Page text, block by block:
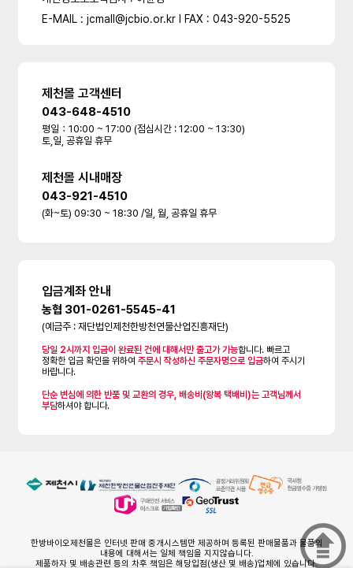
E-MAIL : jcmall@jcbio.or.kr l FAX : 043-920-5525
제천몰 고객센터
043-648-4510
평일：10:00 ~ 17:00 (점심시간 : 12:00 ~ 13:30)
토,일, 공휴일 휴무
제천몰 시내매장
043-921-4510
(화~토) 09:30 ~ 18:30 /일, 월, 공휴일 휴무
입금계좌 안내
농협 301-0261-5545-41
(예금주 : 재단법인제천한방천연물산업진흥재단)
당일 2시까지 입금이 완료된 건에 대해서만 출고가 가능합니다. 빠르고
정확한 입금 확인을 위하여주문시 작성하신 주문자명으로 입금하여 주시기
바랍니다.
단순 변심에 의한 반품 및 교환의 경우, 배송비(왕복 택배비)는 고객님께서
부담하셔야 합니다.
한방바이오제천몰은 인터넷 판매 중개시스템만 제공하며 등록된 판매물품과 물품의
내용에 대해서는 일체 책임을 지지않습니다.
제품하자 및 배송관련 등의 차후 책임은 해당입점(생산 및 배송)업체에 있습니다.